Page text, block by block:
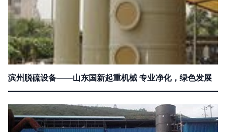
滨州脱硫设备——山东国新起重机械 专业净化，绿色发展